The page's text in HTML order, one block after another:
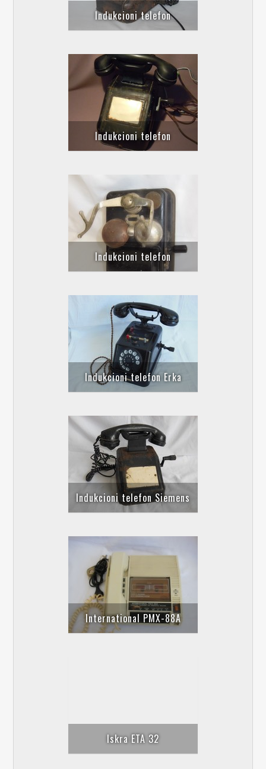
Indukcioni telefon
Indukcioni telefon
Indukcioni telefon
Indukcioni telefon Erka
Indukcioni telefon Siemens
International PMX-88A
Iskra ETA 32